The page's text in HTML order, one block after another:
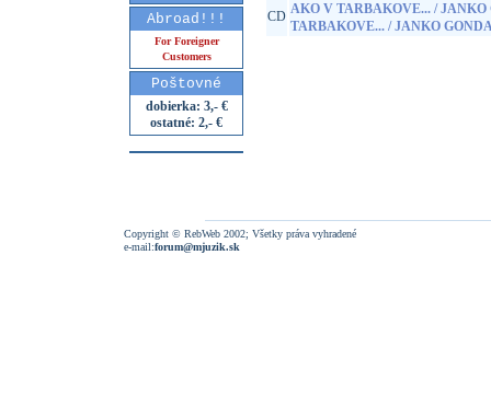
Abroad!!!
For Foreigner
Customers
Poštovné
dobierka: 3,- €
ostatné: 2,- €
CD AKO V TARBAKOVE... /
TARBAKOVE... / JANKO
Copyright © RebWeb 2002; Všetky práva vyhradené
e-mail:forum@mjuzik.sk